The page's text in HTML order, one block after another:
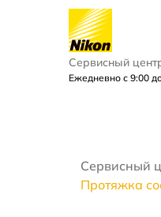
Сервисный
Ежедневно с 9:00
Сервисный
Протяжка